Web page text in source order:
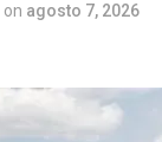
on agosto 7, 2026